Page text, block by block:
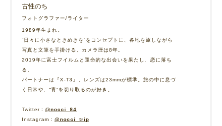
古性のち
フォトグラファー/ライター
1989年生まれ。
“日々に小さなときめきを”をコンセプトに、各地を旅しながら
写真と文筆を手掛ける。カメラ歴は8年。
2019年に富士フイルムと運命的な出会いを果たし、恋に落ち
る。
パートナーは『X-T3』。レンズは23mmが標準。旅の中に息づ
く日常や、“青”を切り取るのが好き。
Twitter： @nocci_84
Instagram： @nocci_trip